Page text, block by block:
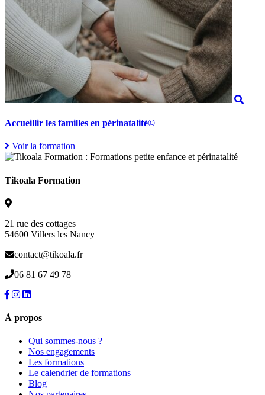
Accueillir les familles en périnatalité©
Voir la formation
Tikoala Formation
21 rue des cottages
54600 Villers les Nancy
contact@tikoala.fr
06 81 67 49 78
À propos
Qui sommes-nous ?
Nos engagements
Les formations
Le calendrier de formations
Blog